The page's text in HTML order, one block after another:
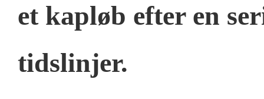
et kapløb efter en
tidslinjer.